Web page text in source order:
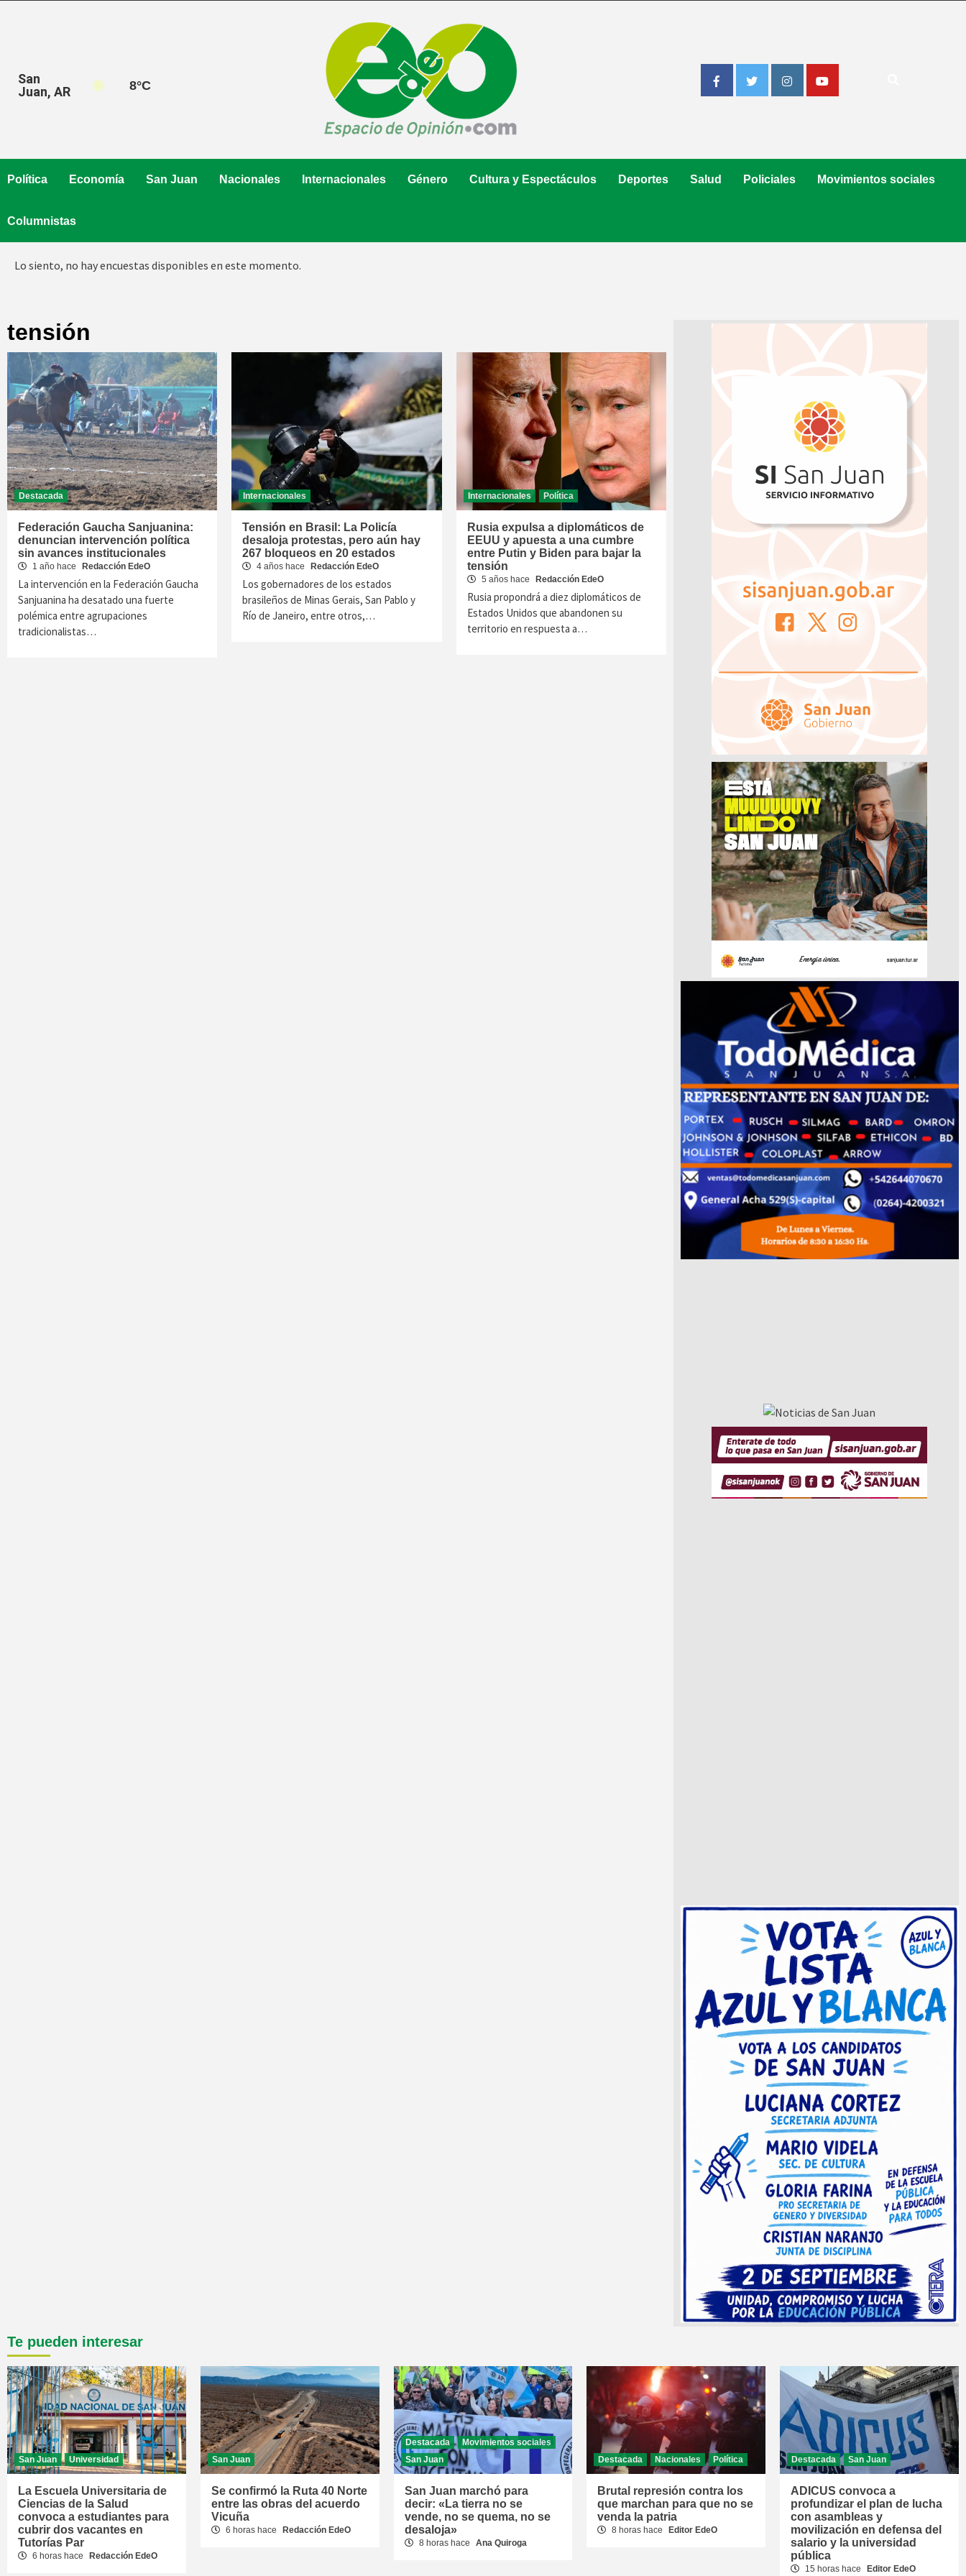
San
Juan, AR
8°C FacebookTwitterInstagramYoutube
Política Economía San Juan Nacionales Internacionales Género Cultura y Espectáculos Deportes Salud Policiales Movimientos sociales
Columnistas
Lo siento, no hay encuestas disponibles en este momento.
tensión
Destacada
Federación Gaucha Sanjuanina:
denuncian intervención política
sin avances institucionales
1 año hace Redacción EdeO
La intervención en la Federación Gaucha
Sanjuanina ha desatado una fuerte
polémica entre agrupaciones
tradicionalistas…
Internacionales
Tensión en Brasil: La Policía
desaloja protestas, pero aún hay
267 bloqueos en 20 estados
4 años hace Redacción EdeO
Los gobernadores de los estados
brasileños de Minas Gerais, San Pablo y
Río de Janeiro, entre otros,…
Internacionales Política
Rusia expulsa a diplomáticos de
EEUU y apuesta a una cumbre
entre Putin y Biden para bajar la
tensión
5 años hace Redacción EdeO
Rusia propondrá a diez diplomáticos de
Estados Unidos que abandonen su
territorio en respuesta a…
Te pueden interesar
San Juan Universidad
La Escuela Universitaria de
Ciencias de la Salud
convoca a estudiantes para
cubrir dos vacantes en
Tutorías Par
6 horas hace Redacción EdeO
San Juan
Se confirmó la Ruta 40 Norte
entre las obras del acuerdo
Vicuña
6 horas hace Redacción EdeO
Destacada
Movimientos sociales
San Juan
San Juan marchó para
decir: «La tierra no se
vende, no se quema, no se
desaloja»
8 horas hace Ana Quiroga
Destacada Nacionales Política
Brutal represión contra los
que marchan para que no se
venda la patria
8 horas hace Editor EdeO
Destacada San Juan
ADICUS convoca a
profundizar el plan de lucha
con asambleas y
movilización en defensa del
salario y la universidad
pública
15 horas hace Editor EdeO